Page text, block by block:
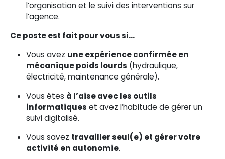
l’organisation et le suivi des interventions sur
l’agence.
Ce poste est fait pour vous si…
Vous avez une expérience confirmée en
mécanique poids lourds (hydraulique,
électricité, maintenance générale).
Vous êtes à l’aise avec les outils
informatiques et avez l’habitude de gérer un
suivi digitalisé.
Vous savez travailler seul(e) et gérer votre
activité en autonomie.